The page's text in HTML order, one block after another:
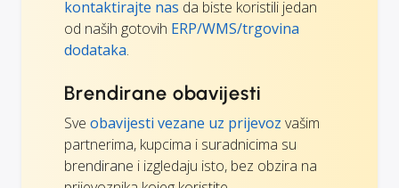
kontaktirajte nas da biste koristili jedan
od naših gotovih ERP/WMS/trgovina
dodataka.
Brendirane obavijesti
Sve obavijesti vezane uz prijevoz vašim
partnerima, kupcima i suradnicima su
brendirane i izgledaju isto, bez obzira na